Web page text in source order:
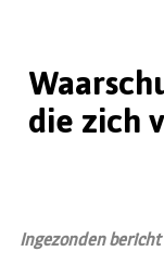
die zich
Ingezonden bericht